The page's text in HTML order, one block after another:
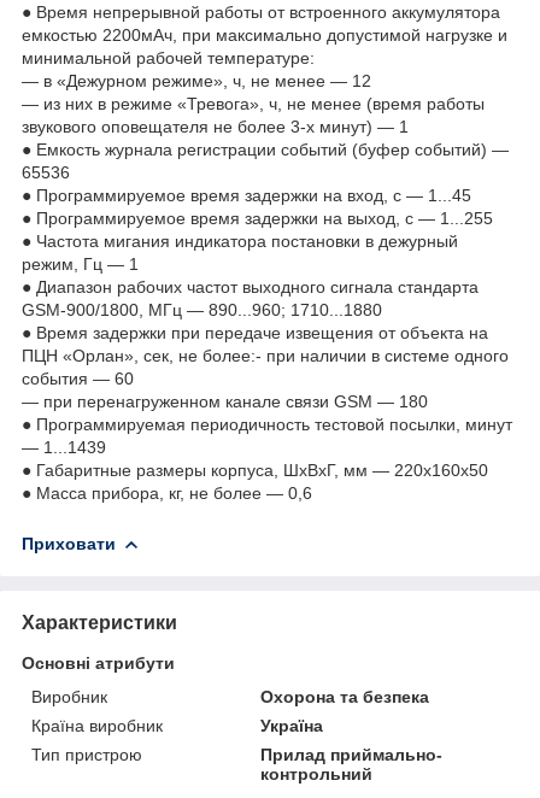
● Время непрерывной работы от встроенного аккумулятора
емкостью 2200мАч, при максимально допустимой нагрузке и
минимальной рабочей температуре:
― в «Дежурном режиме», ч, не менее ― 12
― из них в режиме «Тревога», ч, не менее (время работы
звукового оповещателя не более 3-х минут) ― 1
● Емкость журнала регистрации событий (буфер событий) ―
65536
● Программируемое время задержки на вход, с ― 1...45
● Программируемое время задержки на выход, с ― 1...255
● Частота мигания индикатора постановки в дежурный
режим, Гц ― 1
● Диапазон рабочих частот выходного сигнала стандарта
GSM-900/1800, МГц ― 890...960; 1710...1880
● Время задержки при передаче извещения от объекта на
ПЦН «Орлан», сек, не более:- при наличии в системе одного
события ― 60
― при перенагруженном канале связи GSM ― 180
● Программируемая периодичность тестовой посылки, минут
― 1...1439
● Габаритные размеры корпуса, ШхВхГ, мм ― 220х160х50
● Масса прибора, кг, не более ― 0,6
Приховати
Характеристики
Основні атрибути
Виробник
Охорона та безпека
Країна виробник
Україна
Тип пристрою
Прилад приймально-
контрольний